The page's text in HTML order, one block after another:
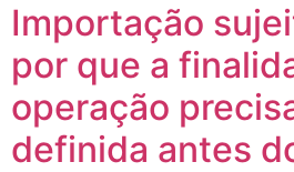
Importação
por que a
operação
definida antes